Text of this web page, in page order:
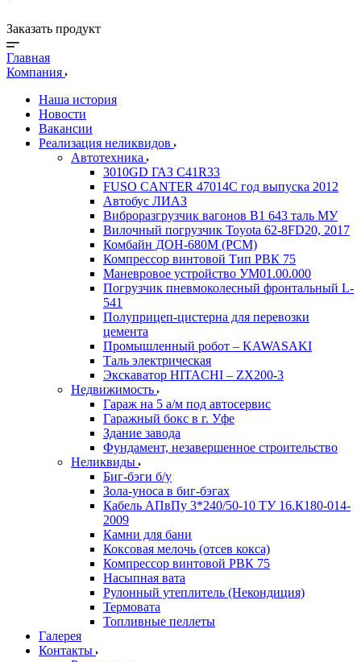
Заказать продукт
Главная
Компания
Наша история
Новости
Вакансии
Реализация неликвидов
Автотехника
3010GD ГАЗ С41R33
FUSO CANTER 47014C год выпуска 2012
Автобус ЛИАЗ
Виброразгрузчик вагонов В1 643 таль МУ
Вилочный погрузчик Toyota 62-8FD20, 2017
Комбайн ДОН-680М (РСМ)
Компрессор винтовой Тип РВК 75
Маневровое устройство УМ01.00.000
Погрузчик пневмоколесный фронтальный L-
541
Полуприцеп-цистерна для перевозки
цемента
Промышленный робот – KAWASAKI
Таль электрическая
Экскаватор HITACHI – ZX200-3
Недвижимость
Гараж на 5 а/м под автосервис
Гаражный бокс в г. Уфе
Здание завода
Фундамент, незавершенное строительство
Неликвиды
Биг-бэги б/у
Зола-уноса в биг-бэгах
Кабель АПвПу 3*240/50-10 ТУ 16.К180-014-
2009
Камни для бани
Коксовая мелочь (отсев кокса)
Компрессор винтовой РВК 75
Насыпная вата
Рулонный утеплитель (Некондиция)
Термовата
Топливные пеллеты
Галерея
Контакты